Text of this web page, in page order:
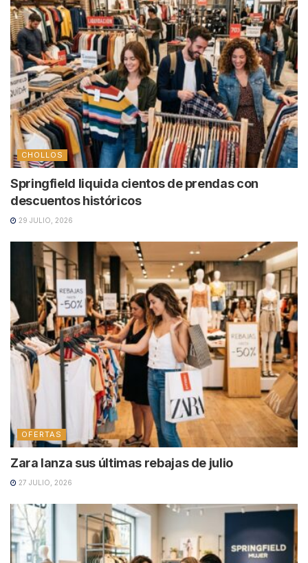
CHOLLOS
Springfield liquida cientos de prendas con
descuentos históricos
29 JULIO, 2026
OFERTAS
Zara lanza sus últimas rebajas de julio
27 JULIO, 2026